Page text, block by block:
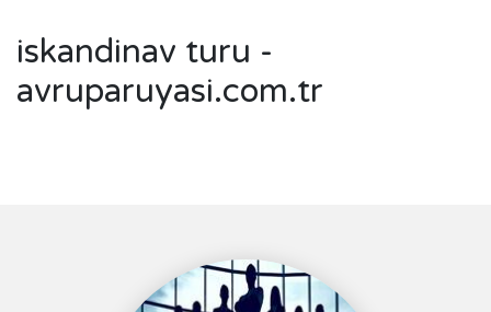
iskandinav turu -
avruparuyasi.com.tr